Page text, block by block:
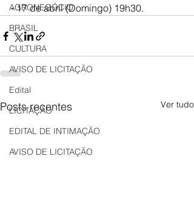
AGRONEGÓCIO
BRASIL
CULTURA
AVISO DE LICITAÇÃO
Edital
LICITAÇÃO
EDITAL DE INTIMAÇÃO
AVISO DE LICITAÇÃO
- 17 de abril (Domingo) 19h30.
Posts recentes Ver tudo